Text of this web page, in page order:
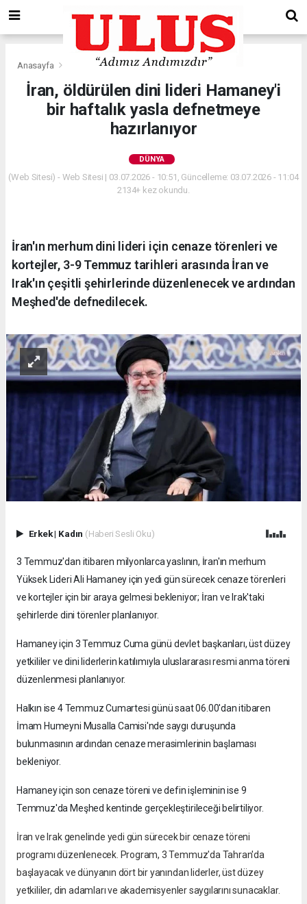
Anasayfa
İran, öldürülen dini lideri Hamaney'i
bir haftalık yasla defnetmeye
hazırlanıyor
DÜNYA
(Web Sitesi) - Web Sitesi | 03.07.2026 - 10:51, Güncelleme: 03.07.2026 - 11:04
2134+ kez okundu.
İran'ın merhum dini lideri için cenaze törenleri ve
kortejler, 3-9 Temmuz tarihleri ​​arasında İran ve
Irak'ın çeşitli şehirlerinde düzenlenecek ve ardından
Meşhed'de defnedilecek.
Erkek| Kadın (Haberi Sesli Oku)
3 Temmuz'dan itibaren milyonlarca yaslının, İran'ın merhum
Yüksek Lideri Ali Hamaney için yedi gün sürecek cenaze törenleri
ve kortejler için bir araya gelmesi bekleniyor; İran ve Irak'taki
şehirlerde dini törenler planlanıyor.
Hamaney için 3 Temmuz Cuma günü devlet başkanları, üst düzey
yetkililer ve dini liderlerin katılımıyla uluslararası resmi anma töreni
düzenlenmesi planlanıyor.
Halkın ise 4 Temmuz Cumartesi günü saat 06.00'dan itibaren
İmam Humeyni Musalla Camisi'nde saygı duruşunda
bulunmasının ardından cenaze merasimlerinin başlaması
bekleniyor.
Hamaney için son cenaze töreni ve defin işleminin ise 9
Temmuz'da Meşhed kentinde gerçekleştirileceği belirtiliyor.
İran ve Irak genelinde yedi gün sürecek bir cenaze töreni
programı düzenlenecek. Program, 3 Temmuz'da Tahran'da
başlayacak ve dünyanın dört bir yanından liderler, üst düzey
yetkililer, din adamları ve akademisyenler saygılarını sunacaklar.